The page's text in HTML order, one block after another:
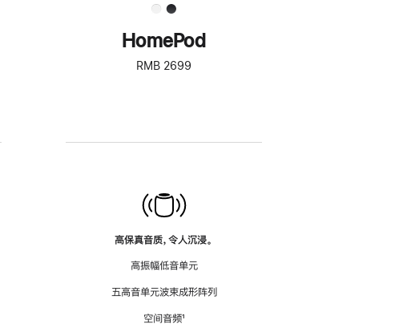
HomePod
RMB 2699
高保真音质，令人沉浸。
高振幅低音单元
五高音单元波束成形阵列
空间音频脚
¹